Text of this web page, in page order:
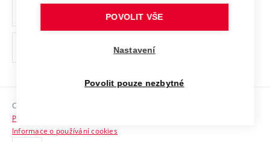
Ochrana osobních údajů
odkaz)
Sociální bezpečí
HR Award
Copyright © 2026 VUT
Prohlášení o přístupnosti
Informace o používání cookies
POVOLIT VŠE
Nastavení
Povolit pouze nezbytné